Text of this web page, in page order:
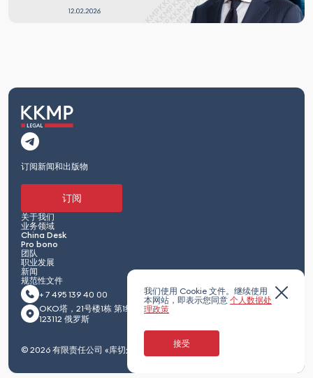
我们使用 Cookie 文件。继续使用
本网站，即表示您同意 个人数据处
理政策
接受
订阅新闻和出版物
订阅
关于我们
业务领域
China Desk
Pro bono
团队
职业发展
新闻
规范性文件
+ 7 495 139 40 00
OKO塔，21号楼1栋 第1红卫兵通道 莫斯科
123112 俄罗斯
© 2026 有限责任公司 «库切尔·库列绍夫·马克西门科及合伙人»